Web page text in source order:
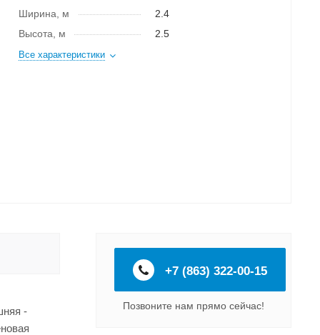
Ширина, м
2.4
Высота, м
2.5
Все характеристики
-
+7 (863) 322-00-15
Позвоните нам прямо сейчас!